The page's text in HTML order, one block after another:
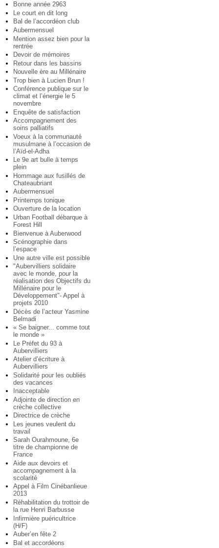
Bonne année 2963
Le court en dit long
Bal de l’accordéon club
Aubermensuel
Mention assez bien pour la
rentrée
Devoir de mémoires
Retour dans les bassins
Nouvelle ère au Millénaire
Trop bien à Lucien Brun !
Conférence publique sur le
climat et l’énergie le 5
novembre
Enquête de satisfaction
Accompagnement des
soins palliatifs
Voeux à la communauté
musulmane à l’occasion de
l’Aïd-el-Adha
Le 9e art bulle à temps
plein
Hommage aux fusillés de
Chateaubriant
Aubermensuel
Printemps tonique
Ouverture de la location
Urban Football débarque à
Forest Hill
Bienvenue à Auberwood
Scénographie dans
l’espace
Une autre ville est possible
"Aubervilliers solidaire
avec le monde, pour la
réalisation des Objectifs du
Millénaire pour le
Développement"- Appel à
projets 2010
Décès de l’acteur Yasmine
Belmadi
« Se baigner... comme tout
le monde »
Le Préfet du 93 à
Aubervilliers
Atelier d’écriture à
Aubervilliers
Solidarité pour les oubliés
des vacances
Inacceptable
Adjointe de direction en
crèche collective
Directrice de crèche
Les jeunes veulent du
travail
Sarah Ourahmoune, 6e
titre de championne de
France
Aide aux devoirs et
accompagnement à la
scolarité
Appel à Film Cinébanlieue
2013
Réhabilitation du trottoir de
la rue Henri Barbusse
Infirmière puéricultrice
(H/F)
Auber’en fête 2
Bal et accordéons